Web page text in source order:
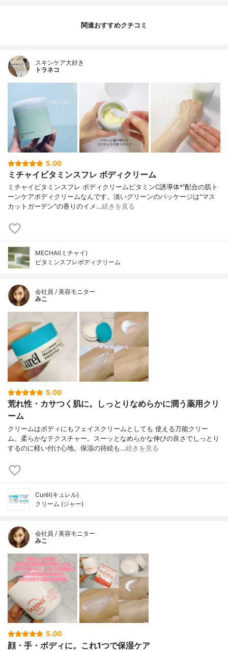
関連おすすめクチコミ
スキンケア大好き
トラネコ
5.00
ミチャイビタミンスフレ ボディクリーム
ミチャイビタミンスフレ ボディクリームビタミンC誘導体*¹配合の肌ト
ーンケアボディクリームなんです。淡いグリーンのパッケージは"マス
カットガーデン"の香りのイメ…続きを見る
MECHAI(ミチャイ)
ビタミンスフレボディクリーム
会社員 / 美容モニター
みこ
5.00
荒れ性・カサつく肌に。しっとりなめらかに潤う薬用クリ
ーム
クリームはボディにもフェイスクリームとしても 使える万能クリー
ム。柔らかなテクスチャー。スーッとなめらかな伸びの良さでしっとり
するのに軽い付け心地。保湿の持続も…続きを見る
Curél(キュレル)
クリーム (ジャー)
会社員 / 美容モニター
みこ
5.00
顔・手・ボディに。これ1つで保湿ケア